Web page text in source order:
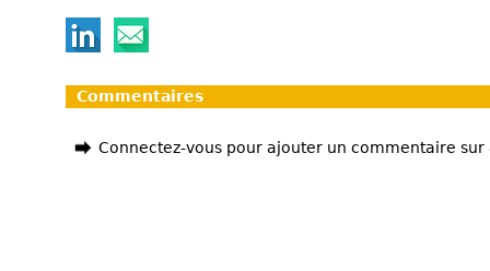
Commentaires
Connectez-vous pour ajouter un commentaire sur